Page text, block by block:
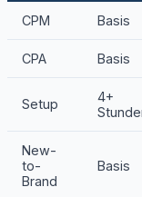
CPM Basis
CPA Basis
Setup
4+
New-
to-
Brand
Basis